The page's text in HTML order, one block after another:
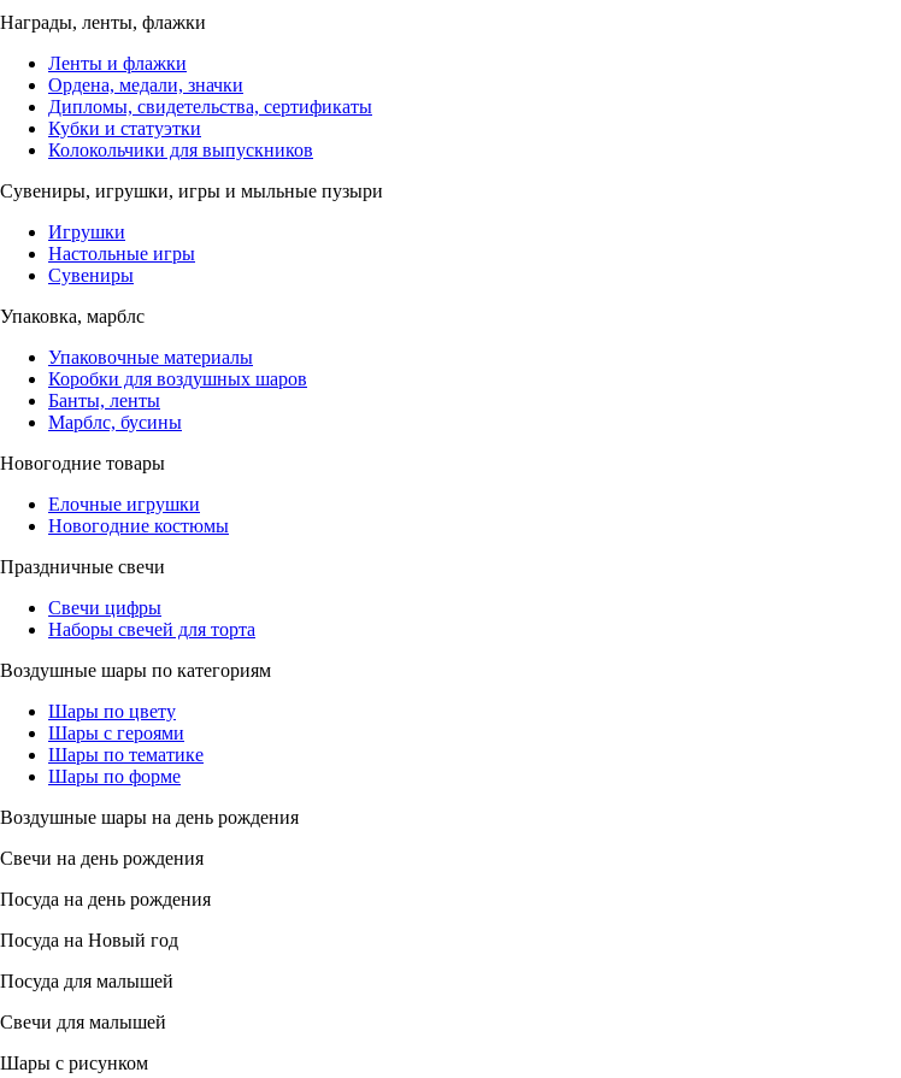
Награды, ленты, флажки
Ленты и флажки
Ордена, медали, значки
Дипломы, свидетельства, сертификаты
Кубки и статуэтки
Колокольчики для выпускников
Сувениры, игрушки, игры и мыльные пузыри
Игрушки
Настольные игры
Сувениры
Упаковка, марблс
Упаковочные материалы
Коробки для воздушных шаров
Банты, ленты
Марблс, бусины
Новогодние товары
Елочные игрушки
Новогодние костюмы
Праздничные свечи
Свечи цифры
Наборы свечей для торта
Воздушные шары по категориям
Шары по цвету
Шары с героями
Шары по тематике
Шары по форме
Воздушные шары на день рождения
Свечи на день рождения
Посуда на день рождения
Посуда на Новый год
Посуда для малышей
Свечи для малышей
Шары с рисунком